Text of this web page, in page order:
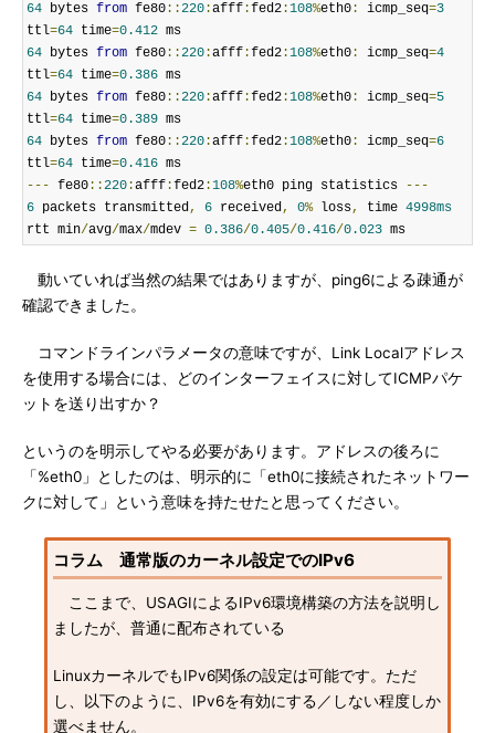
64 bytes from fe80::220:afff:fed2:108%eth0: icmp_seq=3
ttl=64 time=0.412
64 bytes from fe80::220:afff:fed2:108%eth0: icmp_seq=4
ttl=64 time=0.386
64 bytes from fe80::220:afff:fed2:108%eth0: icmp_seq=5
ttl=64 time=0.389
64 bytes from fe80::220:afff:fed2:108%eth0: icmp_seq=6
ttl=64 time=0.416
--- fe80::220:afff:fed2:108%eth0 ping statistics
---
6 packets transmitted, 6 received, 0% loss, time 4998ms
rtt min/avg/max/mdev = 0.386/0.405/0.416/0.023 ms
動いていれば当然の結果ではありますが、ping6による疎通が
確認できました。
コマンドラインパラメータの意味ですが、Link Localアドレス
を使用する場合には、どのインターフェイスに対してICMPパケ
ットを送り出すか？
というのを明示してやる必要があります。アドレスの後ろに
「%eth0」としたのは、明示的に「eth0に接続されたネットワー
クに対して」という意味を持たせたと思ってください。
コラム 通常版のカーネル設定でのIPv6
ここまで、USAGIによるIPv6環境構築の方法を説明し
ましたが、普通に配布されている
LinuxカーネルでもIPv6関係の設定は可能です。ただ
し、以下のように、IPv6を有効にする／しない程度しか
選べません。